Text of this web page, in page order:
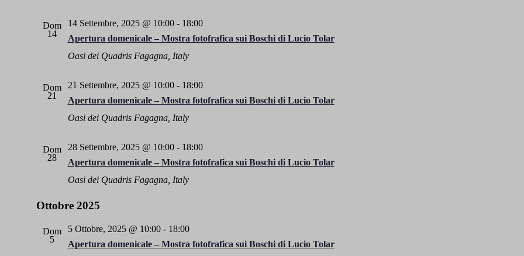
Dom
14
Apertura domenicale – Mostra fotofrafica sui Boschi di Lucio Tolar
14 Settembre, 2025 @ 10:00- 18:00
Oasi dei Quadris Fagagna, Italy
Dom
21
Apertura domenicale – Mostra fotofrafica sui Boschi di Lucio Tolar
21 Settembre, 2025 @ 10:00- 18:00
Oasi dei Quadris Fagagna, Italy
Dom
28
Apertura domenicale – Mostra fotofrafica sui Boschi di Lucio Tolar
28 Settembre, 2025 @ 10:00- 18:00
Oasi dei Quadris Fagagna, Italy
Ottobre 2025
Dom
5
Apertura domenicale – Mostra fotofrafica sui Boschi di Lucio Tolar
5 Ottobre, 2025 @ 10:00- 18:00